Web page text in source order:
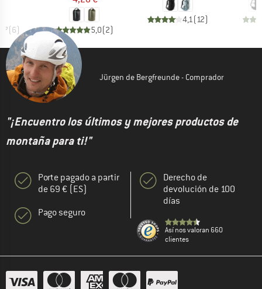
(6) 5,0(2)
4,1(12)
Jürgen de Bergfreunde - Comprador
"¡Encuentro los últimos y mejores productos de
montaña para ti!"
Porte pagado a partir
de 69 € (ES)
Pago seguro
Derecho de
devolución de 100
días
Así nos valoran 660
clientes